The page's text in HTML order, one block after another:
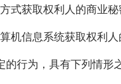
获取权利人的商业秘
信息系统获取权利人
行为，具有下列情形